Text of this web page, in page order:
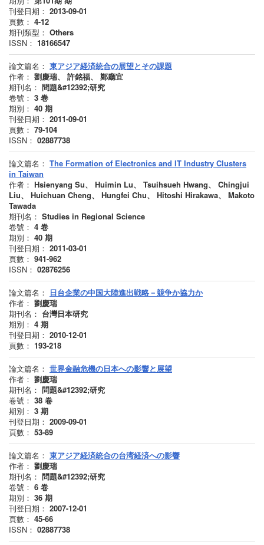
刊登日期： 2013-09-01
頁數： 4-12
期刊類型： Others
ISSN： 18166547
論文篇名： 東アジア経済統合の展望とその課題
作者： 劉慶瑞、 許銘福、 鄭廳宜
期刊名： 問題&#12392;研究
卷號： 3 卷
期別： 40 期
刊登日期： 2011-09-01
頁數： 79-104
ISSN： 02887738
論文篇名： The Formation of Electronics and IT Industry Clusters
in Taiwan
作者： Hsienyang Su、 Huimin Lu、 Tsuihsueh Hwang、 Chingjui
Liu、 Huichuan Cheng、 Hungfei Chu、 Hitoshi Hirakawa、 Makoto
Tawada
期刊名： Studies in Regional Science
卷號： 4 卷
期別： 40 期
刊登日期： 2011-03-01
頁數： 941-962
ISSN： 02876256
論文篇名： 日台企業の中国大陸進出戦略－競争か協力か
作者： 劉慶瑞
期刊名： 台灣日本研究
期別： 4 期
刊登日期： 2010-12-01
頁數： 193-218
論文篇名： 世界金融危機の日本への影響と展望
作者： 劉慶瑞
期刊名： 問題&#12392;研究
卷號： 38 卷
期別： 3 期
刊登日期： 2009-09-01
頁數： 53-89
論文篇名： 東アジア経済統合の台湾経済への影響
作者： 劉慶瑞
期刊名： 問題&#12392;研究
卷號： 6 卷
期別： 36 期
刊登日期： 2007-12-01
頁數： 45-66
ISSN： 02887738